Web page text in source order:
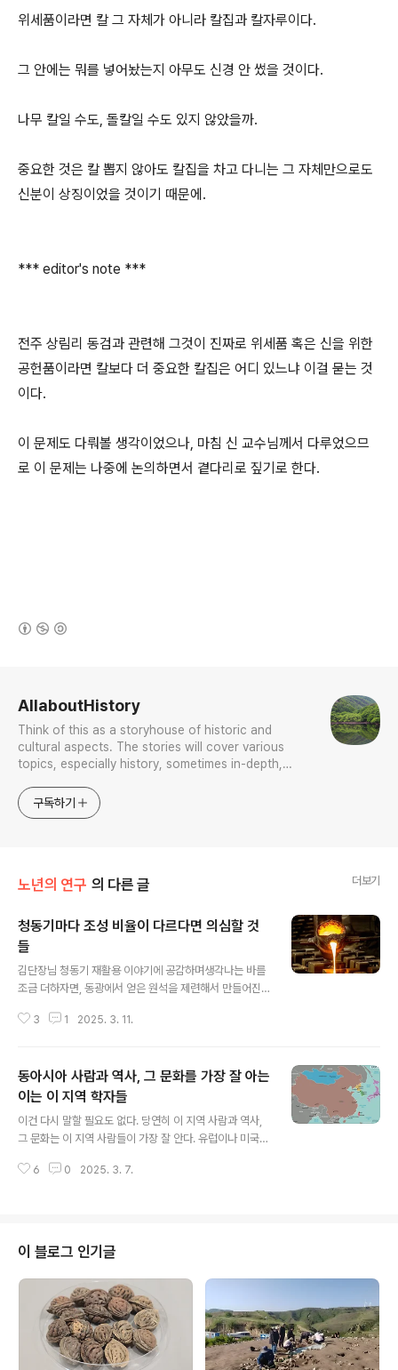
위세품이라면 칼 그 자체가 아니라 칼집과 칼자루이다.
그 안에는 뭐를 넣어놨는지 아무도 신경 안 썼을 것이다.
나무 칼일 수도, 돌칼일 수도 있지 않았을까.
중요한 것은 칼 뽑지 않아도 칼집을 차고 다니는 그 자체만으로도
신분이 상징이었을 것이기 때문에.
*** editor's note ***
전주 상림리 동검과 관련해 그것이 진짜로 위세품 혹은 신을 위한
공헌품이라면 칼보다 더 중요한 칼집은 어디 있느냐 이걸 묻는 것
이다.
이 문제도 다뤄볼 생각이었으나, 마침 신 교수님께서 다루었으므
로 이 문제는 나중에 논의하면서 곁다리로 짚기로 한다.
AllaboutHistory
Think of this as a storyhouse of historic and
cultural aspects. The stories will cover various
topics, especially history, sometimes in-depth,
approach will be to resist any common sense or
generalized viewpoint
구독하기
노년의 연구 의 다른 글 더보기
청동기마다 조성 비율이 다르다면 의심할 것
들
김단장님 청동기 재활용 이야기에 공감하며생각나는 바를
조금 더하자면, 동광에서 얻은 원석을 제련해서 만들어진
게 만들어진 청동기가 위세품으로 상위에서 하위로 반사되
조성비가 틀리다? 그건 출자가 다른 고물을 녹여 만들어서
그렇다. 고물을 하도 여러 군데서 들고와 녹이다 보니청동
기마다 조성비가 다른 것이다. 우리나라 청동기가 고물을
녹여 만든 것인지 아니면 원석을 제련하여 구리에 주석을
한 번 들여다 보면 그 단서를 얻을수 있을 수도 있겠다는 생
3 1 2025. 3. 11.
동아시아 사람과 역사, 그 문화를 가장 잘 아는
이는 이 지역 학자들
이건 다시 말할 필요도 없다. 당연히 이 지역 사람과 역사,
그 문화는 이 지역 사람들이 가장 잘 안다. 유럽이나 미국학
묻는것 봤는가? 동아시아 역사와 문화를 세계화 한다는 것
서 다시 그 의미를 물을 수밖에 없었다는 것을 느꼈다는 점
을 밝혀둔다. 역시 문제는 어떻게 하면 한국, 일본, 중국의
학자들이 북미나 남미, 유럽 대륙처럼 한자리에 모여 대륙
학술대회를 유지하느냐 하는 문제가 되겠다. 이 지역은 문
명의 역량, 경제력, 사람들의 수준 모두 상당한 수준에 올라
갔음에도 여전히 학술..
6 0 2025. 3. 7.
이 블로그 인기글